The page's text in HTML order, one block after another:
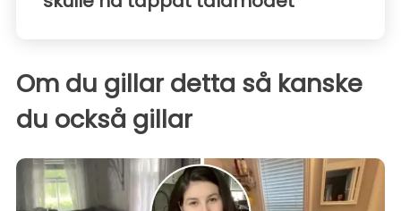
Om du gillar detta så kanske
du också gillar